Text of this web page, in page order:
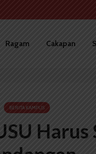
Ragam Cakapan
BERITA KAMPUS
Harus